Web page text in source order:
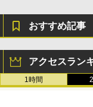
おすすめ記事
アクセスラン
1時間